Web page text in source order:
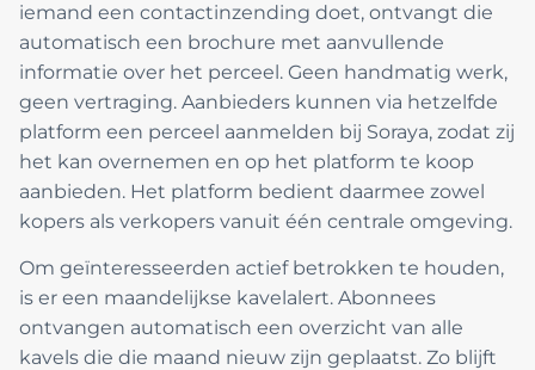
iemand een contactinzending doet, ontvangt die
automatisch een brochure met aanvullende
informatie over het perceel. Geen handmatig werk,
geen vertraging. Aanbieders kunnen via hetzelfde
platform een perceel aanmelden bij Soraya, zodat zij
het kan overnemen en op het platform te koop
aanbieden. Het platform bedient daarmee zowel
kopers als verkopers vanuit één centrale omgeving.
Om geïnteresseerden actief betrokken te houden,
is er een maandelijkse kavelalert. Abonnees
ontvangen automatisch een overzicht van alle
kavels die die maand nieuw zijn geplaatst. Zo blijft